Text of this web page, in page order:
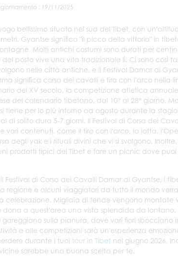
: 19/11/2025
bellissimo situato nel sud del Tibet, con
Gyantse significa "il picco della vittoria" in
Molti antichi costumi sono durati per
posto vive una vita tradizionale lì. Ci sono così
nelle città antiche, e il Festival Damar di
significa corsa dei cavalli e tiro con l'arco nella
del XV secolo, la competizione atletica annuale
del calendario tibetano, dal 10° al 28° giorno.
tiene per lo più intorno ad agosto durante la
di solito dura 5-7 giorni. Il Festival di Corsa dei
vari contenuti, come il tiro con l'arco, la lotta,
degli yak e i rituali divini che vi si svolgono.
prodotti tipici del Tibet e fare un picnic dove
Festival di Corsa dei Cavalli Damar di Gyantse, i
regione e alcuni viaggiatori da tutto il mondo
celebrazione. Migliaia di tende vengono montate
dona a quest'area una vista splendida da lontano.
gareggiano sulla pianura, dove vari fiori sbocciano
e alle competizioni sarà un'esperienza
durante i tuoi tour in Tibet nel giugno 2026.
sarebbe una buona scelta per te.